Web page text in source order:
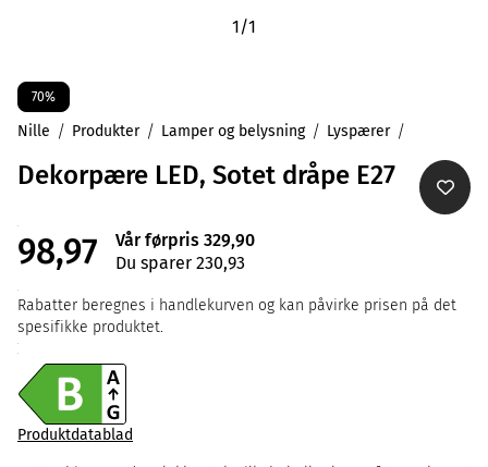
1/1
70%
Nille Produkter Lamper og belysning Lyspærer
Dekorpære LED, Sotet dråpe E27
98,97
Vår førpris 329,90
Du sparer 230,93
Rabatter beregnes i handlekurven og kan påvirke prisen på det
spesifikke produktet.
Produktdatablad